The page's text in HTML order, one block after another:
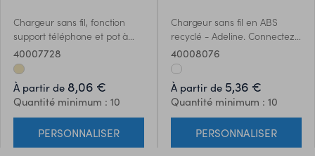
Chargeur sans fil, fonction
support téléphone et pot à
crayons - Robin. Sortie:
DC5V/1A (5W). Compatible
avec les derniers Androids,
iPhone® 8, X et plus récents.
Matériel: bambou.
40007728
À partir de 8,06 €
Quantité minimum : 10
PERSONNALISER
Chargeur sans fil en ABS
recyclé - Adeline. Connectez-
le à votre ordinateur, placez
le smartphone sur l'appareil
pour commencer la charge.
Sortie : DC 9V/1.1A (10W) pour
une charge rapide.
Compatible avec les derniers
androïdes, iPhone® 8, X et
plus récents.
40008076
À partir de 5,36 €
Quantité minimum : 10
PERSONNALISER